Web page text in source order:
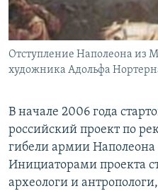
Отступление Наполеона из
художника Адольфа
В начале 2006 года
российский проект по
гибели армии Наполеона
Инициаторами проекта
археологи и